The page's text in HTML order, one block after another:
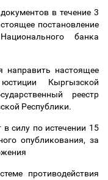
в течение 3
постановление
банка
направить настоящее
Кыргызской
реестр
Республики.
силу по истечении 15
опубликования, за
противодействия